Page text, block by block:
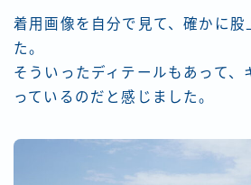
着用画像を自分で見て、確かに股
た。
そういったディテールもあって、
っているのだと感じました。